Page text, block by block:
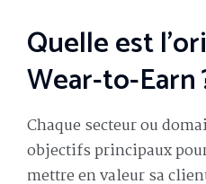
Quelle est
Wear-to-Earn
Chaque secteur ou
objectifs principaux
mettre en valeur sa